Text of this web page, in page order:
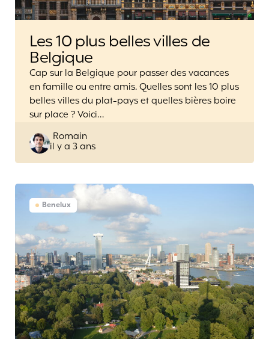
Les 10 plus belles villes de
Belgique
Cap sur la Belgique pour passer des vacances
en famille ou entre amis. Quelles sont les 10 plus
belles villes du plat-pays et quelles bières boire
sur place ? Voici…
Posted
by
Romain
il y a 3 ans
Benelux